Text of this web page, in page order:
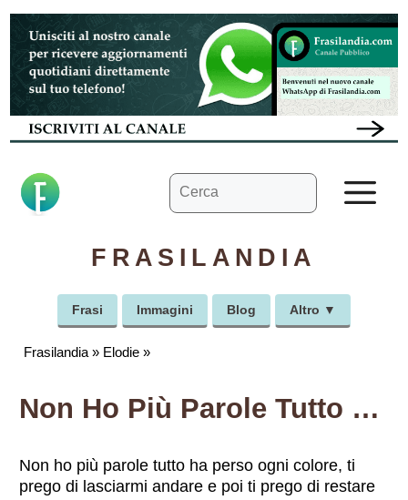
Vai
contenuto
Ricerca
per:
FRASILANDIA
Frasi Immagini Blog Altro ▼
Frasilandia » Elodie »
Non Ho Più Parole Tutto Ha Perso Ogni Colore, Ti Prego Di Lasciarmi Andare E Poi Ti Prego Di Restare
Non ho più parole tutto ha perso ogni colore, ti
prego di lasciarmi andare e poi ti prego di restare